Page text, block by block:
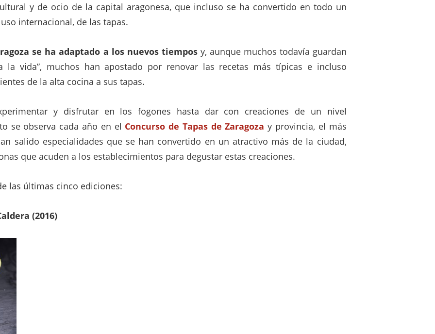
y de ocio de la capital aragonesa, que incluso se ha convertido en todo un
internacional, de las tapas.
se ha adaptado a los nuevos tiemposy, aunque muchos todavía guardan
la vida”, muchos han apostado por renovar las recetas más típicas e incluso
de la alta cocina a sus tapas.
y disfrutar en los fogones hasta dar con creaciones de un nivel
se observa cada año en el Concurso de Tapas de Zaragoza y provincia, el más
salido especialidades que se han convertido en un atractivo más de la ciudad,
que acuden a los establecimientos para degustar estas creaciones.
las últimas cinco ediciones:
(2016)